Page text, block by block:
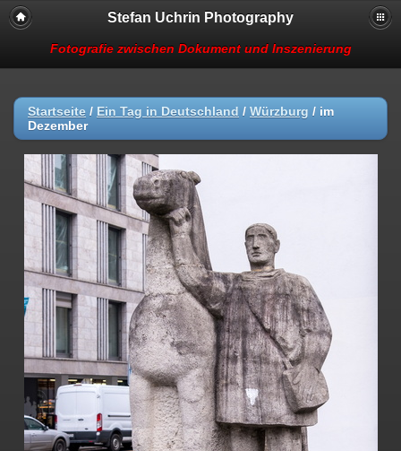
Stefan Uchrin Photography
Fotografie zwischen Dokument und Inszenierung
Startseite / Ein Tag in Deutschland / Würzburg / im
Dezember